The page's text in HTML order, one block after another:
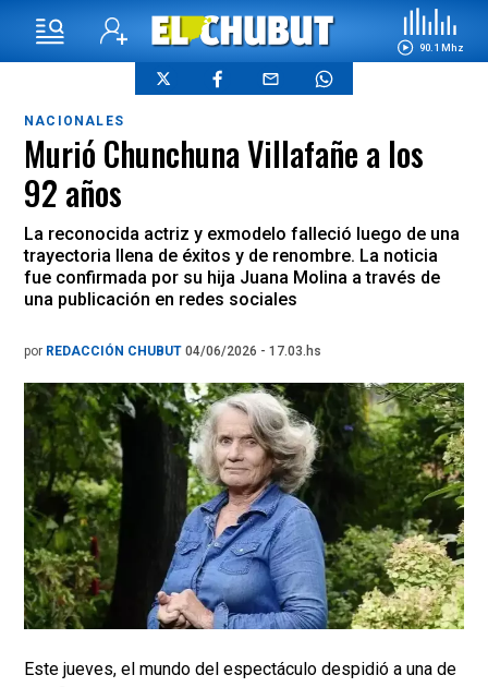
90.1 Mhz
NACIONALES
Murió Chunchuna Villafañe a los
92 años
La reconocida actriz y exmodelo falleció luego de una
trayectoria llena de éxitos y de renombre. La noticia
fue confirmada por su hija Juana Molina a través de
una publicación en redes sociales
por REDACCIÓN CHUBUT 04/06/2026 - 17.03.hs
Este jueves, el mundo del espectáculo despidió a una de